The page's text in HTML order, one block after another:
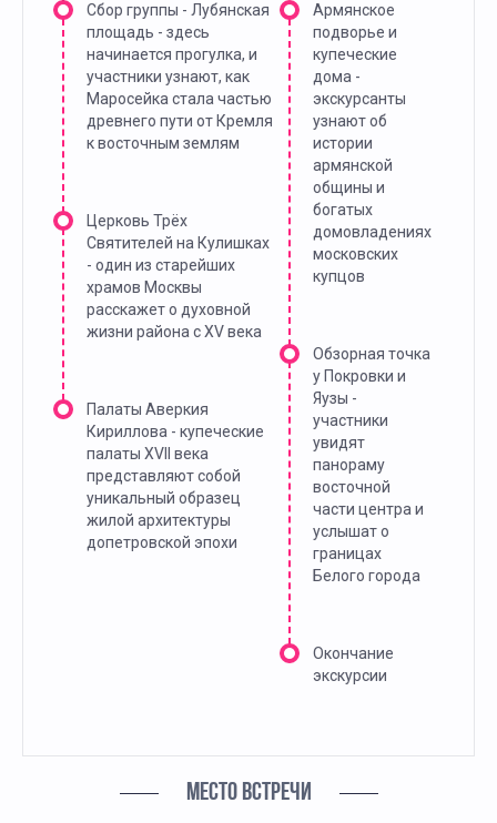
Сбор группы - Лубянская
площадь - здесь
начинается прогулка, и
участники узнают, как
Маросейка стала частью
древнего пути от Кремля
к восточным землям
Церковь Трёх
Святителей на Кулишках
- один из старейших
храмов Москвы
расскажет о духовной
жизни района с XV века
Палаты Аверкия
Кириллова - купеческие
палаты XVII века
представляют собой
уникальный образец
жилой архитектуры
допетровской эпохи
Армянское
подворье и
купеческие
дома -
экскурсанты
узнают об
истории
армянской
общины и
богатых
домовладениях
московских
купцов
Обзорная точка
у Покровки и
Яузы -
участники
увидят
панораму
восточной
части центра и
услышат о
границах
Белого города
Окончание
экскурсии
МЕСТО ВСТРЕЧИ